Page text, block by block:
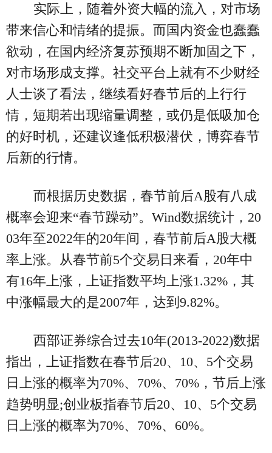
实际上，随着外资大幅的流入，对市场
带来信心和情绪的提振。而国内资金也蠢蠢
欲动，在国内经济复苏预期不断加固之下，
对市场形成支撑。社交平台上就有不少财经
人士谈了看法，继续看好春节后的上行行
情，短期若出现缩量调整，或仍是低吸加仓
的好时机，还建议逢低积极潜伏，博弈春节
后新的行情。
而根据历史数据，春节前后A股有八成
概率会迎来“春节躁动”。Wind数据统计，20
03年至2022年的20年间，春节前后A股大概
率上涨。从春节前5个交易日来看，20年中
有16年上涨，上证指数平均上涨1.32%，其
中涨幅最大的是2007年，达到9.82%。
西部证券综合过去10年(2013-2022)数据
指出，上证指数在春节后20、10、5个交易
日上涨的概率为70%、70%、70%，节后上涨
趋势明显;创业板指春节后20、10、5个交易
日上涨的概率为70%、70%、60%。